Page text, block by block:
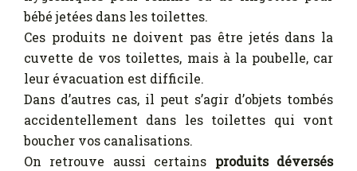
bébé jetées dans les toilettes.
Ces produits ne doivent pas être jetés dans la
cuvette de vos toilettes, mais à la poubelle, car
leur évacuation est difficile.
Dans d’autres cas, il peut s’agir d’objets tombés
accidentellement dans les toilettes qui vont
boucher vos canalisations.
On retrouve aussi certains produits déversés